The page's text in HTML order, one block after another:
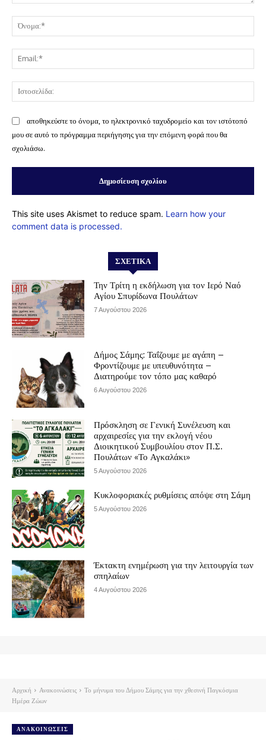
αποθηκεύστε το όνομα, το ηλεκτρονικό ταχυδρομείο και τον ιστότοπό
μου σε αυτό το πρόγραμμα περιήγησης για την επόμενη φορά που θα
σχολιάσω.
This site uses Akismet to reduce spam. Learn how your
comment data is processed.
ΣΧΕΤΙΚΆ
Την Τρίτη η εκδήλωση για τον Ιερό Ναό
Αγίου Σπυρίδωνα Πουλάτων
7 Αυγούστου 2026
Δήμος Σάμης: Ταΐζουμε με αγάπη –
Φροντίζουμε με υπευθυνότητα –
Διατηρούμε τον τόπο μας καθαρό
6 Αυγούστου 2026
Πρόσκληση σε Γενική Συνέλευση και
αρχαιρεσίες για την εκλογή νέου
Διοικητικού Συμβουλίου στον Π.Σ.
Πουλάτων «Το Αγκαλάκι»
5 Αυγούστου 2026
Κυκλοφοριακές ρυθμίσεις απόψε στη Σάμη
5 Αυγούστου 2026
Έκτακτη ενημέρωση για την λειτουργία των
σπηλαίων
4 Αυγούστου 2026